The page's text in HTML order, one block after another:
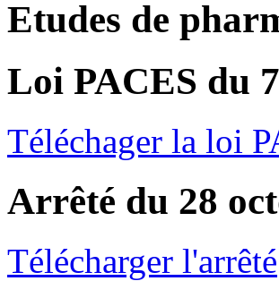
Etudes de
Loi PACES du
Téléchager la loi
Arrêté du 28
Télécharger l'arrêté